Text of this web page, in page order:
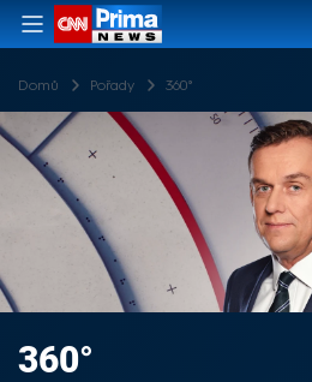
Domů Pořady 360°
360°